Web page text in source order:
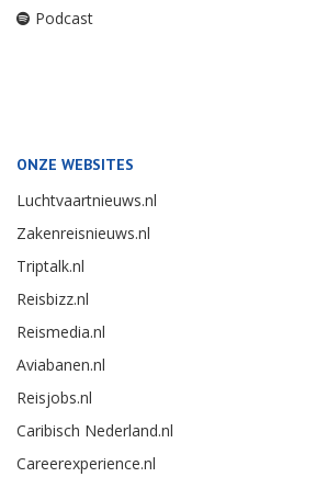
Podcast
ONZE WEBSITES
Luchtvaartnieuws.nl
Zakenreisnieuws.nl
Triptalk.nl
Reisbizz.nl
Reismedia.nl
Aviabanen.nl
Reisjobs.nl
Caribisch Nederland.nl
Careerexperience.nl